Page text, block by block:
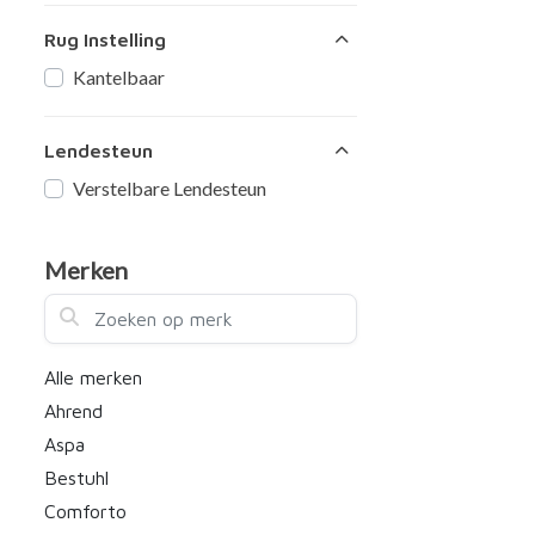
Rug Instelling
Kantelbaar
Lendesteun
Verstelbare Lendesteun
Merken
Zoeken op merk
Alle merken
Ahrend
Aspa
Bestuhl
Comforto